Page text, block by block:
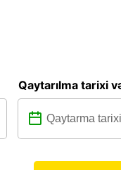
Qaytarılma tarixi